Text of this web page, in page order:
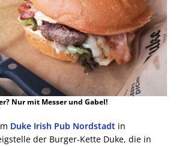
Nur mit Messer und Gabel!
Duke Irish Pub Nordstadt in
der Burger-Kette Duke, die in